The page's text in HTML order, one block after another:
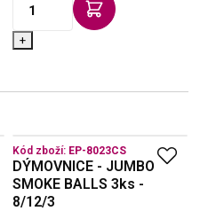
+
Kód zboží: EP-8023CS
DÝMOVNICE - JUMBO
SMOKE BALLS 3ks -
8/12/3